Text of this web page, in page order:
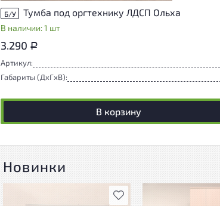
Б/У Тумба под оргтехнику ЛДСП Ольха
В наличии: 1 шт
3.290 Р
Артикул:
Габариты (ДxГxВ):
В корзину
Новинки
В избранное